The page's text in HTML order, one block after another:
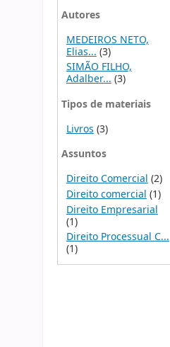
Autores
MEDEIROS NETO,
Elias... (3)
SIMÃO FILHO,
Adalber...(3)
Tipos de materiais
Livros (3)
Assuntos
Direito Comercial (2)
Direito comercial (1)
Direito Empresarial
(1)
Direito Processual C...
(1)